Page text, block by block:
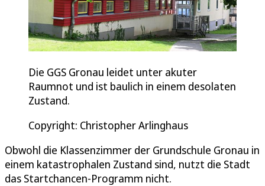
Die GGS Gronau leidet unter akuter
Raumnot und ist baulich in einem desolaten
Zustand.
Copyright: Christopher Arlinghaus
Obwohl die Klassenzimmer der Grundschule Gronau in
einem katastrophalen Zustand sind, nutzt die Stadt
das Startchancen-Programm nicht.